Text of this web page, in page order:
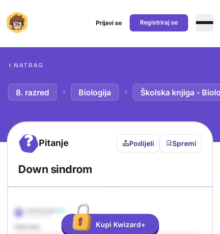
Prijavi se Registriraj se
NATRAG
8. razred Biologija Školska knjiga -
? Pitanje Podijeli Spremi
Down sindrom
Odgovor
Objašnjenje
Kupi Kwizard+